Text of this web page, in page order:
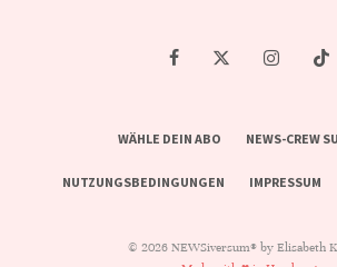
WÄHLE DEIN ABO NEWS-CREW
NUTZUNGSBEDINGUNGEN IMPRESSUM
© 2026 NEWSiversum® by Elisabeth